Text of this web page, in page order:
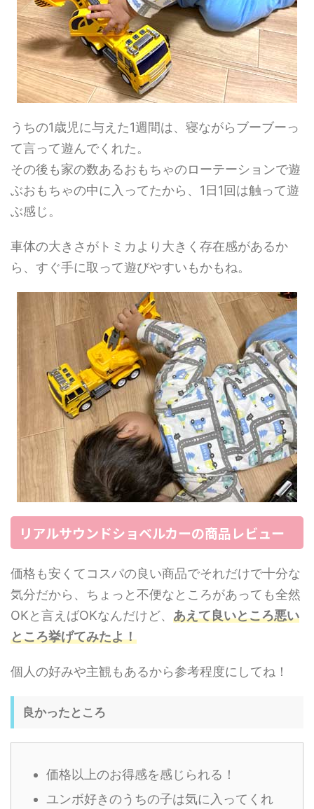
うちの1歳児に与えた1週間は、寝ながらブーブーっ
て言って遊んでくれた。
その後も家の数あるおもちゃのローテーションで遊
ぶおもちゃの中に入ってたから、1日1回は触って遊
ぶ感じ。
車体の大きさがトミカより大きく存在感があるか
ら、すぐ手に取って遊びやすいもかもね。
リアルサウンドショベルカーの商品レビュー
価格も安くてコスパの良い商品でそれだけで十分な
気分だから、ちょっと不便なところがあっても全然
OKと言えばOKなんだけど、 あえて良いところ悪い
ところ挙げてみたよ！
個人の好みや主観もあるから参考程度にしてね！
良かったところ
価格以上のお得感を感じられる！
ユンボ好きのうちの子は気に入ってくれ